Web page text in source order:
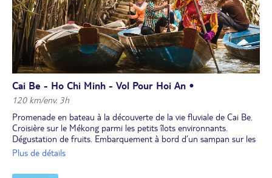
Cai Be - Ho Chi Minh - Vol Pour Hoi An •
120 km/env. 3h
Promenade en bateau à la découverte de la vie fluviale de Cai Be.
Croisière sur le Mékong parmi les petits îlots environnants.
Dégustation de fruits. Embarquement à bord d’un sampan sur les
arroyos. Retour à Ho Chi Minh Ville.
Visite du quartier chinois et du temple Thiên Hâu. Transfert à
Plus de détails